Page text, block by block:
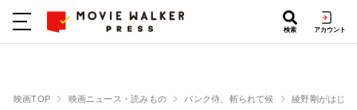
検索 アカウント
映画TOP 映画ニュース・読みもの パンク侍、斬られて候 綾野剛がはじ